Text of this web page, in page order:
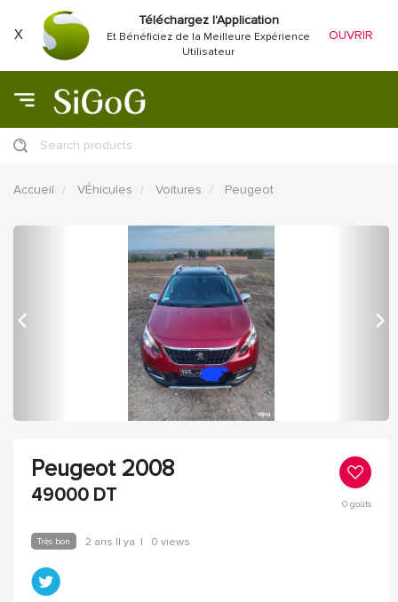
X
Téléchargez l'Application
Et Bénéficiez de la Meilleure Expérience
Utilisateur
OUVRIR
Search products
Accueil VÉhicules Voitures Peugeot
Peugeot 2008
49000 DT 0goûts
Très bon 2 ans Il ya | 0 views